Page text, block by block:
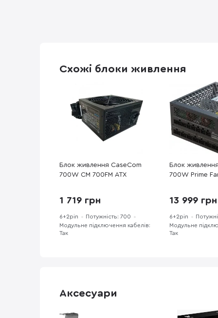
Схожі блоки живлення
Блок живлення CaseCom
700W CM 700FM ATX
1 719 грн
6+2pin
Потужність: 700
Модульне підключення кабелів:
Так
Блок
700W Prime
13 999 грн
6+2pin
Модульне
Так
Аксесуари